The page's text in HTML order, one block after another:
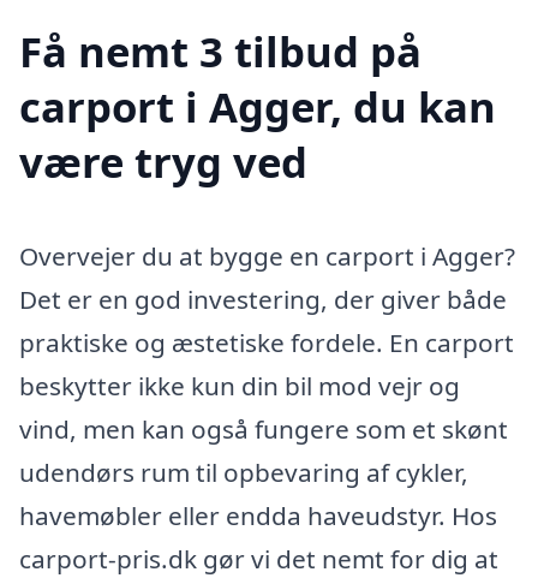
Få nemt 3 tilbud på
carport i Agger, du kan
være tryg ved
Overvejer du at bygge en carport i Agger?
Det er en god investering, der giver både
praktiske og æstetiske fordele. En carport
beskytter ikke kun din bil mod vejr og
vind, men kan også fungere som et skønt
udendørs rum til opbevaring af cykler,
havemøbler eller endda haveudstyr. Hos
carport-pris.dk gør vi det nemt for dig at